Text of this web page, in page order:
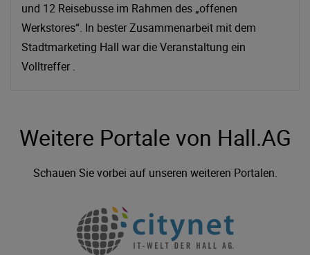
und 12 Reisebusse im Rahmen des „offenen
Werkstores“. In bester Zusammenarbeit mit dem
Stadtmarketing Hall war die Veranstaltung ein
Volltreffer .
Weitere Portale von Hall.AG
Schauen Sie vorbei auf unseren weiteren Portalen.